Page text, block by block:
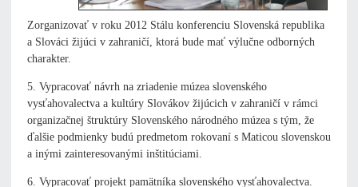
Zorganizovať v roku 2012 Stálu konferenciu Slovenská republika
a Slováci žijúci v zahraničí, ktorá bude mať výlučne odborných
charakter.
5. Vypracovať návrh na zriadenie múzea slovenského
vysťahovalectva a kultúry Slovákov žijúcich v zahraničí v rámci
organizačnej štruktúry Slovenského národného múzea s tým, že
ďalšie podmienky budú predmetom rokovaní s Maticou slovenskou
a inými zainteresovanými inštitúciami.
6. Vypracovať projekt pamätníka slovenského vysťahovalectva.